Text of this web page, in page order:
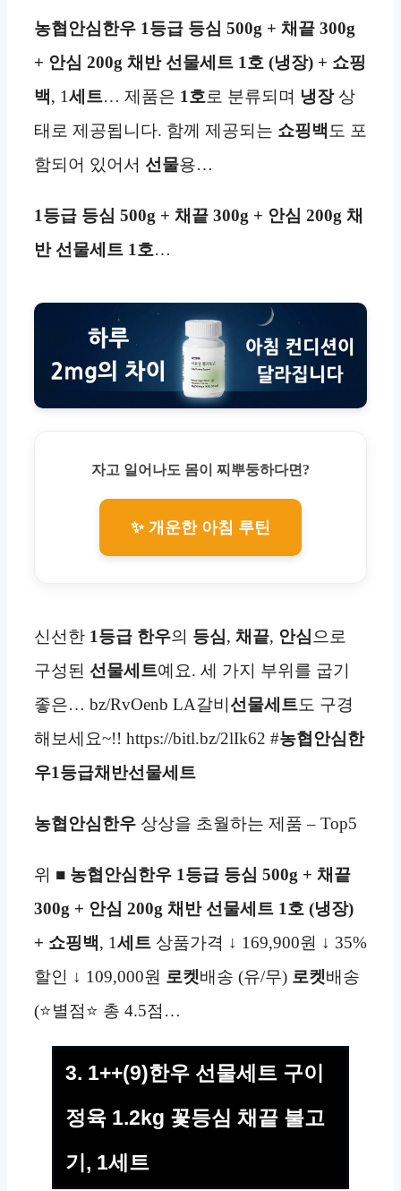
농협안심한우 1등급 등심 500g + 채끝 300g
+ 안심 200g 채반 선물세트 1호 (냉장) + 쇼핑
백, 1세트… 제품은 1호로 분류되며 냉장상
태로 제공됩니다. 함께 제공되는 쇼핑백 도 포
함되어 있어서 선물용…
1등급 등심 500g + 채끝 300g + 안심 200g 채
반 선물세트 1호…
자고 일어나도 몸이 찌뿌둥하다면?
✨ 개운한 아침 루틴
신선한 1등급 한우의 등심, 채끝, 안심 으로
구성된 선물세트예요. 세 가지 부위를 굽기
좋은… bz/RvOenb LA갈비 선물세트도 구경
해보세요~!! https://bitl.bz/2lIk62 #농협안심한
우1등급채반선물세트
농협안심한우 상상을 초월하는 제품 – Top5
위 ■ 농협안심한우 1등급 등심 500g + 채끝
300g + 안심 200g 채반 선물세트 1호 (냉장)
+ 쇼핑백, 1세트 상품가격 ↓ 169,900원 ↓ 35%
할인 ↓ 109,000원 로켓배송 (유/무) 로켓배송
(⭐별점⭐ 총 4.5점…
3. 1++(9)한우 선물세트 구이
정육 1.2kg 꽃등심 채끝 불고
기, 1세트